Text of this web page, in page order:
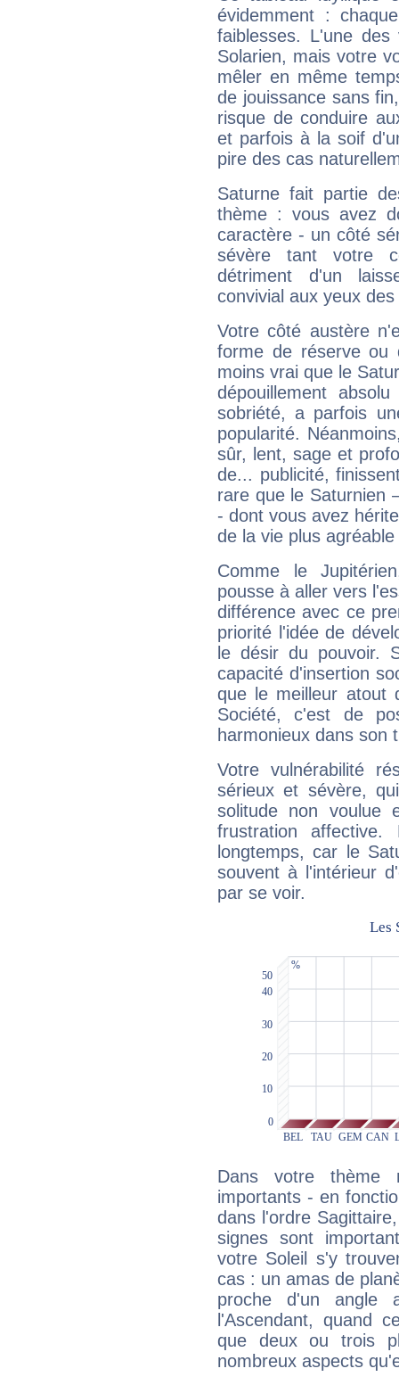
évidemment :
faiblesses. L'une
Solarien, mais votre
mêler en même
de jouissance sans
risque de conduire
et parfois à la soif
pire des cas
Saturne fait partie
thème : vous avez
caractère - un côté
sévère tant votre
détriment d'un
convivial aux yeux
Votre côté austère
forme de réserve
moins vrai que le
dépouillement
sobriété, a parfois
popularité.
sûr, lent, sage et
de... publicité,
rare que le Saturnien
- dont vous avez
de la vie plus
Comme le
pousse à aller vers
différence avec ce
priorité l'idée de
le désir du pouvoir.
capacité d'insertion
que le meilleur atout
Société, c'est de
harmonieux dans son
Votre vulnérabilité
sérieux et sévère,
solitude non voulue
frustration
longtemps, car le
souvent à l'intérieur
par se voir.
Dans votre thème
importants - en
dans l'ordre
signes sont
votre Soleil s'y
cas : un amas de
proche d'un
l'Ascendant, quand
que deux ou trois
nombreux aspects